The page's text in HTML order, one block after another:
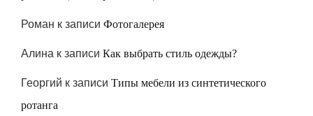
Роман к записи Фотогалерея
Алина к записи Как выбрать стиль одежды?
Георгий к записи Типы мебели из синтетического
ротанга